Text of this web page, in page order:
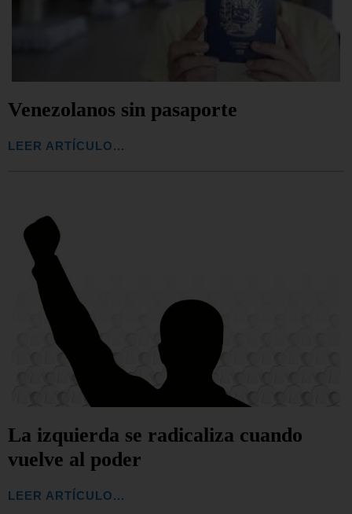
Venezolanos sin pasaporte
LEER ARTÍCULO...
La izquierda se radicaliza cuando
vuelve al poder
LEER ARTÍCULO...